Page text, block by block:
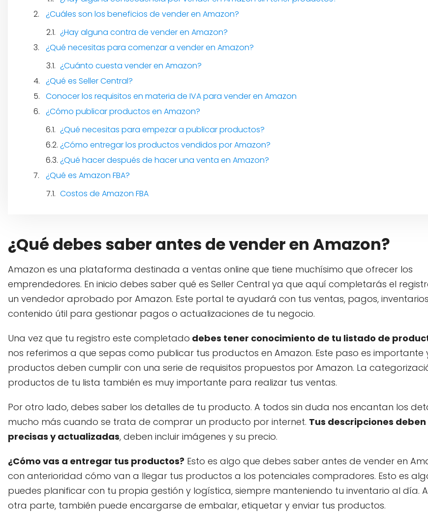
¿Cuáles son los beneficios de vender en Amazon?
¿Hay alguna contra de vender en Amazon?
¿Qué necesitas para comenzar a vender en Amazon?
¿Cuánto cuesta vender en Amazon?
¿Qué es Seller Central?
Conocer los requisitos en materia de IVA para vender en Amazon
¿Cómo publicar productos en Amazon?
¿Qué necesitas para empezar a publicar productos?
¿Cómo entregar los productos vendidos por Amazon?
¿Qué hacer después de hacer una venta en Amazon?
¿Qué es Amazon FBA?
Costos de Amazon FBA
¿Qué debes saber antes de vender en Amazon?
Amazon es una plataforma destinada a ventas online que tiene muchísimo que ofrecer los
emprendedores. En inicio debes saber qué es Seller Central ya que aquí completarás el
un vendedor aprobado por Amazon. Este portal te ayudará con tus ventas, pagos,
contenido útil para gestionar pagos o actualizaciones de tu negocio.
Una vez que tu registro este completado debes tener conocimiento de tu listado de
nos referimos a que sepas como publicar tus productos en Amazon. Este paso es importante
productos deben cumplir con una serie de requisitos propuestos por Amazon. La
productos de tu lista también es muy importante para realizar tus ventas.
Por otro lado, debes saber los detalles de tu producto. A todos sin duda nos encantan los
mucho más cuando se trata de comprar un producto por internet. Tus descripciones deben
precisas y actualizadas, deben incluir imágenes y su precio.
¿Cómo vas a entregar tus productos? Esto es algo que debes saber antes de vender en
con anterioridad cómo van a llegar tus productos a los potenciales compradores. Esto es
puedes planificar con tu propia gestión y logística, siempre manteniendo tu inventario al día.
otra parte, también puede encargarse de embalar, etiquetar y enviar tus productos.